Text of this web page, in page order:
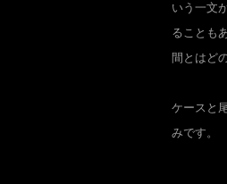
いう一文
ることも
間とはど
ケースと
みです。